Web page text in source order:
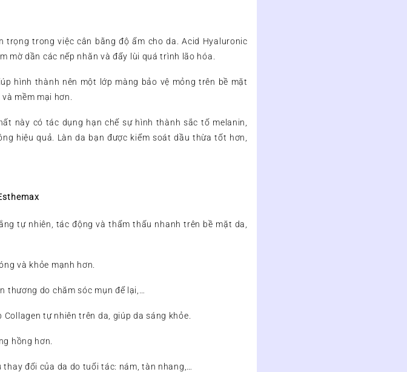
trong việc cân bằng độ ẩm cho da. Acid Hyaluronic
mờ dần các nếp nhăn và đẩy lùi quá trình lão hóa.
hình thành nên một lớp màng bảo vệ mỏng trên bề mặt
mềm mại hơn.
này có tác dụng hạn chế sự hình thành sắc tố melanin,
hiệu quả. Làn da bạn được kiểm soát dầu thừa tốt hơn,
tự nhiên, tác động và thẩm thấu nhanh trên bề mặt da,
và khỏe mạnh hơn.
do chăm sóc mụn để lại,…
tự nhiên trên da, giúp da sáng khỏe.
hồng hơn.
đổi của da do tuổi tác: nám, tàn nhang,…